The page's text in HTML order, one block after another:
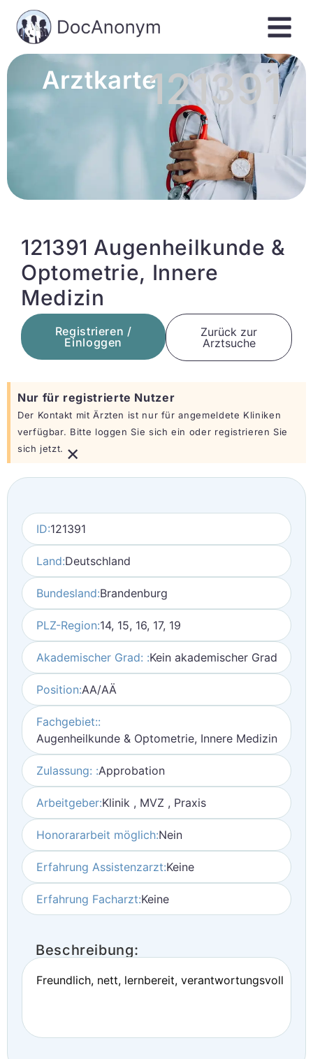
Arztkarte121391
121391 Augenheilkunde &
Optometrie, Innere
Medizin
Registrieren /
Einloggen
Zurück zur
Arztsuche
Nur für registrierte Nutzer
Der Kontakt mit Ärzten ist nur für angemeldete Kliniken
verfügbar. Bitte loggen Sie sich ein oder registrieren Sie
sich jetzt. ×
ID:121391
Land:Deutschland
Bundesland:Brandenburg
PLZ-Region:14, 15, 16, 17, 19
Akademischer Grad: :Kein akademischer Grad
Position:AA/AÄ
Fachgebiet::
Augenheilkunde & Optometrie, Innere Medizin
Zulassung: :Approbation
Arbeitgeber:Klinik , MVZ , Praxis
Honorararbeit möglich:Nein
Erfahrung Assistenzarzt:Keine
Erfahrung Facharzt:Keine
Beschreibung:
Freundlich, nett, lernbereit, verantwortungsvoll